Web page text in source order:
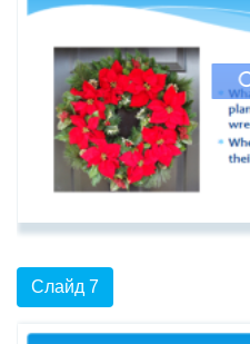
Слайд 7